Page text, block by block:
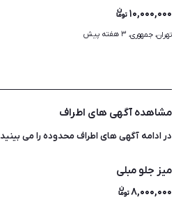
۱۰,۰۰۰,۰۰۰
تهران، جمهوری، ۳ هفته پیش
مشاهده آگهی های اطراف
در ادامه آگهی هایاطراف محدودهرا می بینید
میز جلو مبلی
۸,۰۰۰,۰۰۰